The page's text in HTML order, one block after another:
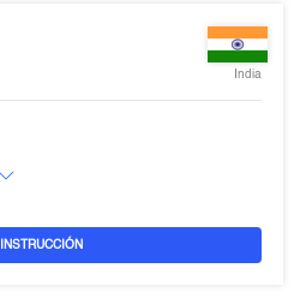
India
INSTRUCCIÓN